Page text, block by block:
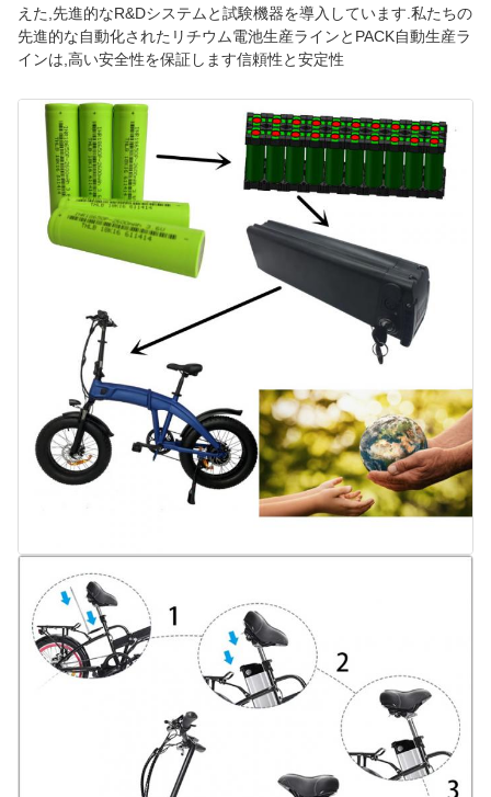
えた,先進的なR&Dシステムと試験機器を導入しています.私たちの
先進的な自動化されたリチウム電池生産ラインとPACK自動生産ラ
インは,高い安全性を保証します信頼性と安定性